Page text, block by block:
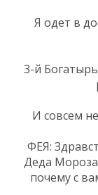
Я одет в
3-й
И совсем
ФЕЯ:
Деда
почему с